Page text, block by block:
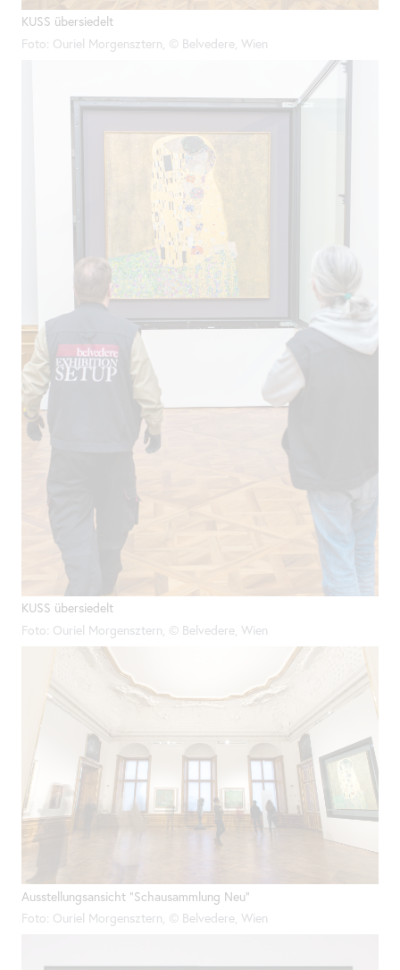
KUSS übersiedelt
Foto: Ouriel Morgensztern, © Belvedere, Wien
KUSS übersiedelt
Foto: Ouriel Morgensztern, © Belvedere, Wien
Ausstellungsansicht "Schausammlung Neu"
Foto: Ouriel Morgensztern, © Belvedere, Wien